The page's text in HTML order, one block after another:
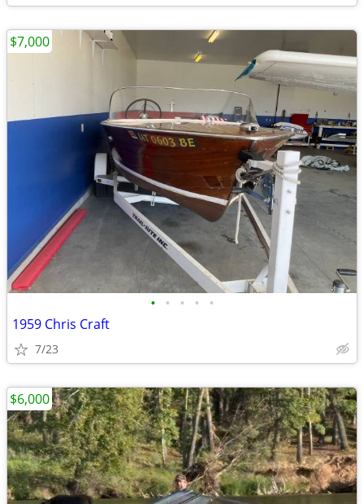
• • • • •
1959 Chris Craft
7/23
$7,000
$6,000